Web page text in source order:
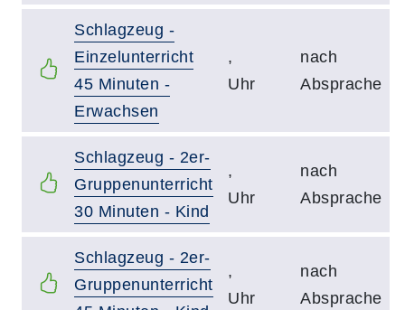
Schlagzeug -
Einzelunterricht
45 Minuten -
Erwachsen
,
Uhr
nach
Absprache
Schlagzeug - 2er-
Gruppenunterricht
30 Minuten - Kind
,
Uhr
nach
Absprache
Schlagzeug - 2er-
Gruppenunterricht
,
Uhr
nach
Absprache